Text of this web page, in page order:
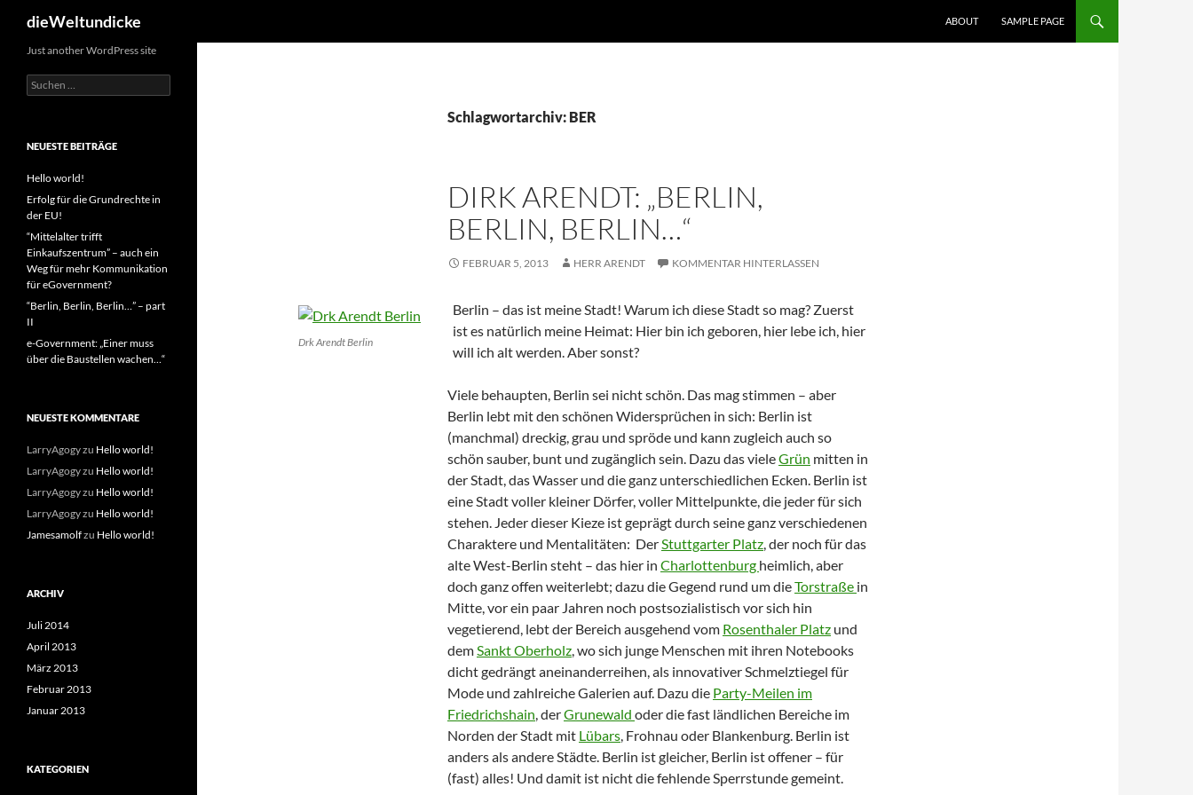
Zum
Inhalt
springen
dieWeltundicke ABOUT SAMPLE PAGE
Schlagwortarchiv: BER
DIRK ARENDT: „BERLIN,
BERLIN, BERLIN…“
FEBRUAR 5, 2013 HERR ARENDT KOMMENTAR HINTERLASSEN
Drk Arendt Berlin
Berlin – das ist meine Stadt! Warum ich diese Stadt so mag? Zuerst
ist es natürlich meine Heimat: Hier bin ich geboren, hier lebe ich, hier
will ich alt werden. Aber sonst?
Viele behaupten, Berlin sei nicht schön. Das mag stimmen – aber
Berlin lebt mit den schönen Widersprüchen in sich: Berlin ist
(manchmal) dreckig, grau und spröde und kann zugleich auch so
schön sauber, bunt und zugänglich sein. Dazu das vieleGrün mitten in
der Stadt, das Wasser und die ganz unterschiedlichen Ecken. Berlin ist
eine Stadt voller kleiner Dörfer, voller Mittelpunkte, die jeder für sich
stehen. Jeder dieser Kieze ist geprägt durch seine ganz verschiedenen
Charaktere und Mentalitäten: DerStuttgarter Platz, der noch für das
alte West-Berlin steht – das hier in Charlottenburg heimlich, aber
doch ganz offen weiterlebt; dazu die Gegend rund um dieTorstraße in
Mitte, vor ein paar Jahren noch postsozialistisch vor sich hin
vegetierend, lebt der Bereich ausgehend vom Rosenthaler Platz und
demSankt Oberholz, wo sich junge Menschen mit ihren Notebooks
dicht gedrängt aneinanderreihen, als innovativer Schmelztiegel für
Mode und zahlreiche Galerien auf. Dazu die Party-Meilen im
Friedrichshain, derGrunewald oder die fast ländlichen Bereiche im
Norden der Stadt mit Lübars, Frohnau oder Blankenburg. Berlin ist
anders als andere Städte. Berlin ist gleicher, Berlin ist offener – für
(fast) alles! Und damit ist nicht die fehlende Sperrstunde gemeint.
Just another WordPress site
Suchen
nach:
NEUESTE BEITRÄGE
Hello world!
Erfolg für die Grundrechte in
der EU!
“Mittelalter trifft
Einkaufszentrum” – auch ein
Weg für mehr Kommunikation
für eGovernment?
“Berlin, Berlin, Berlin…” – part
II
e-Government: „Einer muss
über die Baustellen wachen…“
NEUESTE KOMMENTARE
LarryAgogyzu Hello world!
LarryAgogyzu Hello world!
LarryAgogyzu Hello world!
LarryAgogyzu Hello world!
Jamesamolfzu Hello world!
ARCHIV
Juli 2014
April 2013
März 2013
Februar 2013
Januar 2013
KATEGORIEN